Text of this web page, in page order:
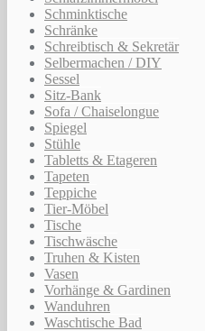
Schminktische
Schränke
Schreibtisch & Sekretär
Selbermachen / DIY
Sessel
Sitz-Bank
Sofa / Chaiselongue
Spiegel
Stühle
Tabletts & Etageren
Tapeten
Teppiche
Tier-Möbel
Tische
Tischwäsche
Truhen & Kisten
Vasen
Vorhänge & Gardinen
Wanduhren
Waschtische Bad